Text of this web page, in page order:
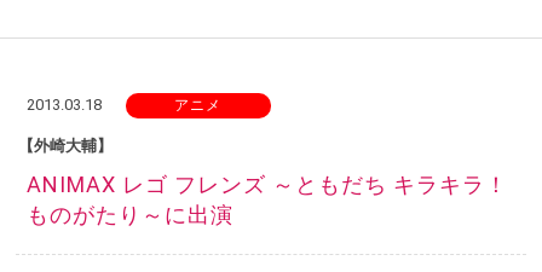
2013.03.18 アニメ
【外崎大輔】
ANIMAX レゴ フレンズ ～ともだち キラキラ！
ものがたり～に出演